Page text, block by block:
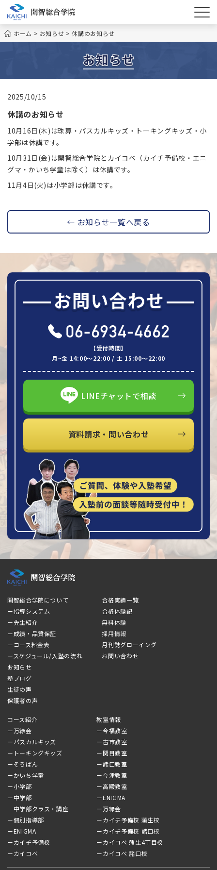
ホーム > お知らせ >休講のお知らせ
2025/10/15
休講のお知らせ
10月16日(木)は珠算・パスカルキッズ・トーキングキッズ・小
学部は休講です。
10月31日(金)は開智総合学院とカイコベ（カイチ予備校・エニ
グマ・かいち学童は除く）は休講です。
11月4日(火)は小学部は休講です。
← お知らせ一覧へ戻る
【受付時間】
月~金 14:00～22:00 / 土 15:00～22:00
LINEチャットで相談
資料請求・問い合わせ
開智総合学院について
ー指導システム
ー先生紹介
ー成績・品質保証
ーコース料金表
ースケジュール/入塾の流れ
お知らせ
塾ブログ
生徒の声
保護者の声
合格実績一覧
合格体験記
無料体験
採用情報
月刊誌グローイング
お問い合わせ
コース紹介
ー万緑会
ーパスカルキッズ
ートーキングキッズ
ーそろばん
ーかいち学童
ー小学部
ー中学部
中学部クラス・講座
ー個別指導部
ーENIGMA
ーカイチ予備校
ーカイコベ
教室情報
ー今福教室
ー古市教室
ー関目教室
ー諸口教室
ー今津教室
ー高殿教室
ーENIGMA
ー万緑会
ーカイチ予備校 蒲生校
ーカイチ予備校 諸口校
ーカイコベ 蒲生4丁目校
ーカイコベ 諸口校